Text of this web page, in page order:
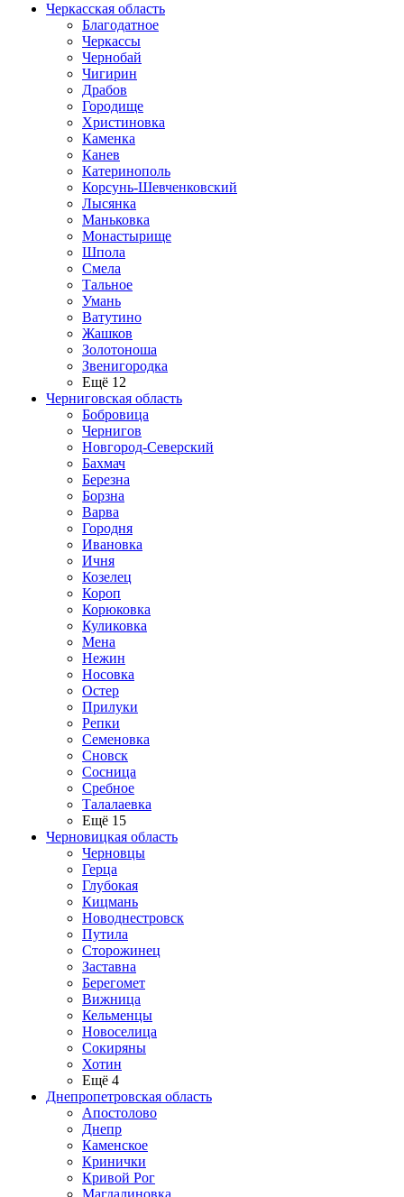
Черкасская область
Благодатное
Черкассы
Чернобай
Чигирин
Драбов
Городище
Христиновка
Каменка
Канев
Катеринополь
Корсунь-Шевченковский
Лысянка
Маньковка
Монастырище
Шпола
Смела
Тальное
Умань
Ватутино
Жашков
Золотоноша
Звенигородка
Ещё 12
Черниговская область
Бобровица
Чернигов
Новгород-Северский
Бахмач
Березна
Борзна
Варва
Городня
Ивановка
Ичня
Козелец
Короп
Корюковка
Куликовка
Мена
Нежин
Носовка
Остер
Прилуки
Репки
Семеновка
Сновск
Сосница
Сребное
Талалаевка
Ещё 15
Черновицкая область
Черновцы
Герца
Глубокая
Кицмань
Новоднестровск
Путила
Сторожинец
Заставна
Берегомет
Вижница
Кельменцы
Новоселица
Сокиряны
Хотин
Ещё 4
Днепропетровская область
Апостолово
Днепр
Каменское
Кринички
Кривой Рог
Магдалиновка